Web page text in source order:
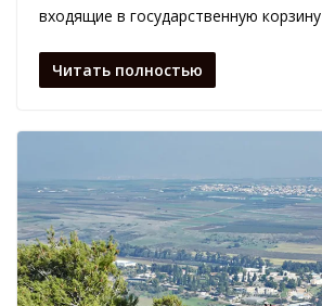
входящие в государственную корзину
Читать полностью